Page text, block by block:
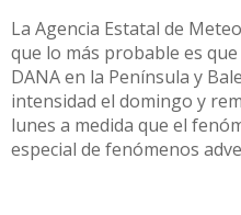
La Agencia Estatal de
que lo más probable es
DANA en la Península y
intensidad el domingo y
lunes a medida que el
especial de fenómenos